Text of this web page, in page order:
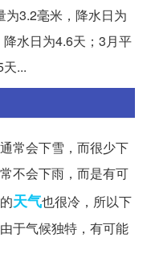
为3.2毫米，降水日为
水日为4.6天；3月平
...
常会下雪，而很少下
不会下雨，而是有可
天气也很冷，所以下
于气候独特，有可能